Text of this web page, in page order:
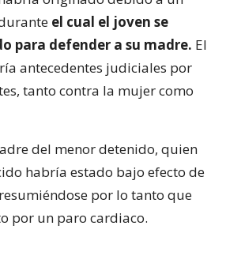
el cual el joven se
para defender a su madre. El
antecedentes judiciales por
tanto contra la mujer como
del menor detenido, quien
habría estado bajo efecto de
por lo tanto que
por un paro cardiaco.